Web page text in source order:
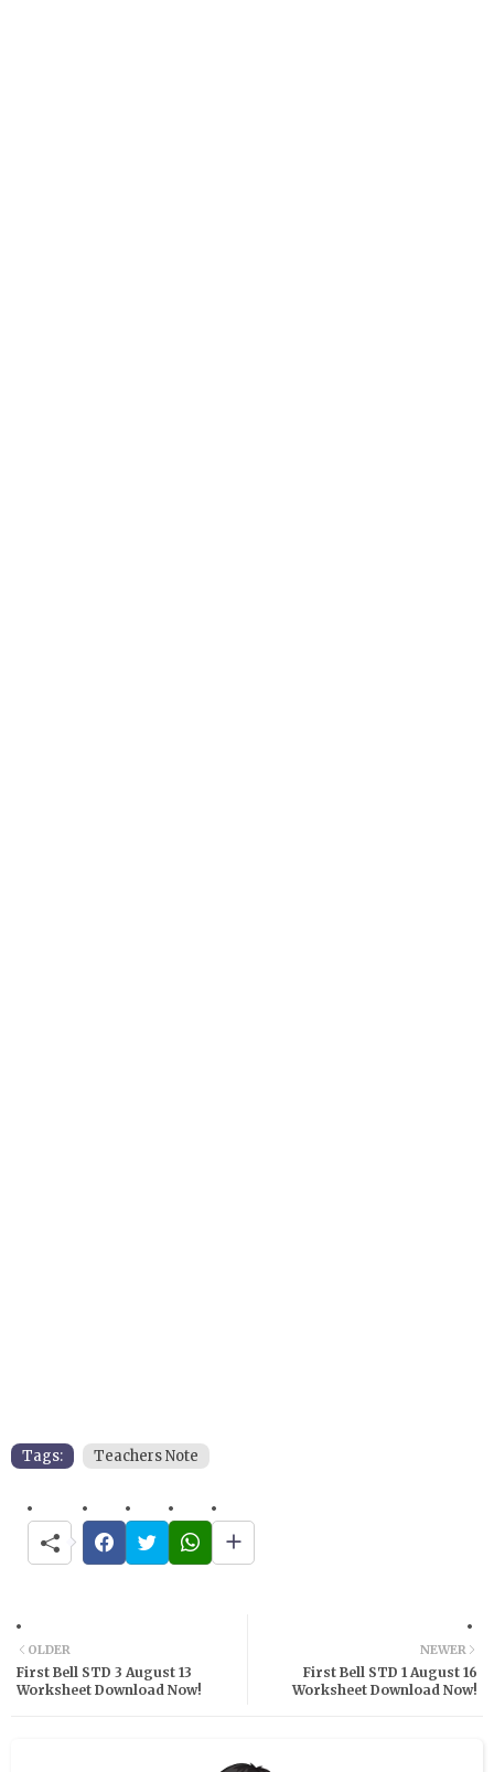
Tags: Teachers Note
NEWER
First Bell STD 1 August 16
Worksheet Download Now!
OLDER
First Bell STD 3 August 13
Worksheet Download Now!